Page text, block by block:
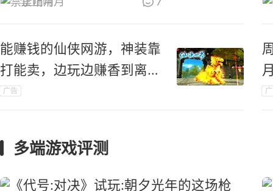
能赚钱的仙侠网游，神装靠
打能卖，边玩边赚香到离
谱！
广告
多端游戏评测